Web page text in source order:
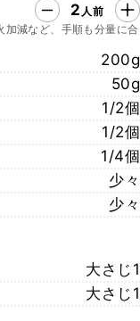
2 人前
加減など、手順も分量に合
200g
50g
1/2個
1/2個
1/4個
少々
少々
大さじ1
大さじ1